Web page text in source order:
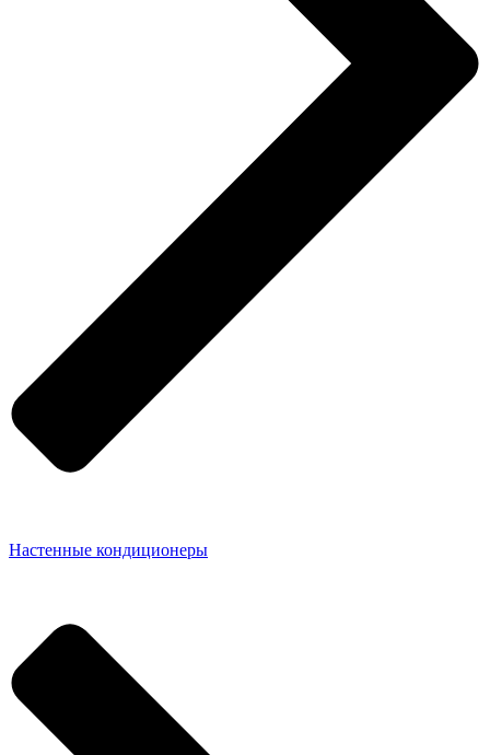
Настенные кондиционеры